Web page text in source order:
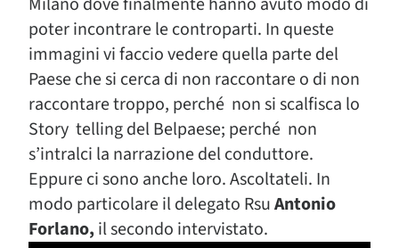
poter incontrare le controparti. In queste
immagini vi faccio vedere quella parte del
Paese che si cerca di non raccontare o di non
raccontare troppo, perché non si scalfisca lo
Story telling del Belpaese; perché non
s’intralci la narrazione del conduttore.
Eppure ci sono anche loro. Ascoltateli. In
modo particolare il delegato RsuAntonio
Forlano, il secondo intervistato.